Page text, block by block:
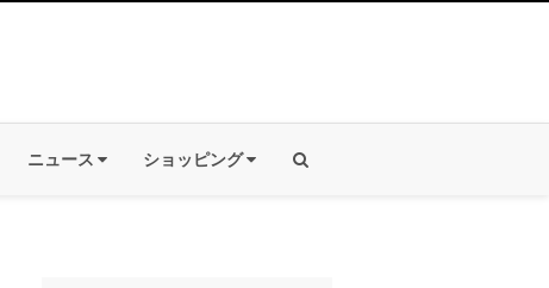
ニュース ショッピング